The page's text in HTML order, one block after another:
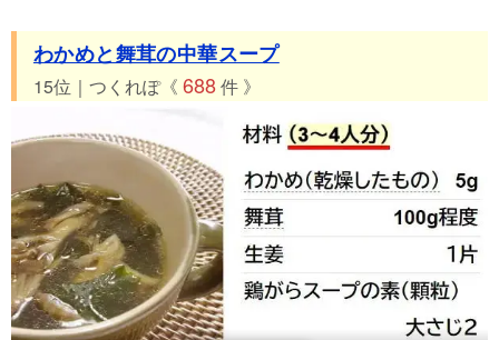
わかめと舞茸の中華スープ
15位｜つくれぽ《 688件 》